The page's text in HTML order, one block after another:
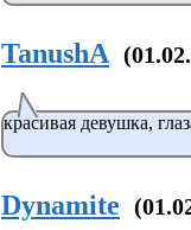
TanushA
красивая девушка,
Dynamite